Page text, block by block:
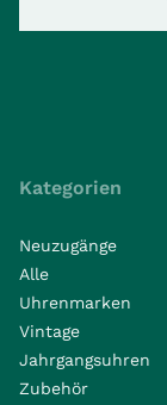
Kategorien
Neuzugänge
Alle
Uhrenmarken
Vintage
Jahrgangsuhren
Zubehör